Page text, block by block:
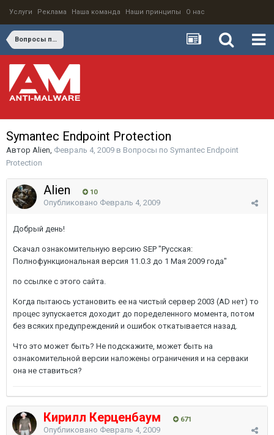
Услуги Реклама Наша команда Наши принципы О нас
Вопросы по Symantec Endpoint Protection
Symantec Endpoint Protection
Автор Alien, Февраль 4, 2009 в Вопросы по Symantec Endpoint
Protection
Alien 10
Опубликовано Февраль 4, 2009
Добрый день!
Скачал ознакомительную версию SEP "Русская:
Полнофункциональная версия 11.0.3 до 1 Мая 2009 года"
по ссылке с этого сайта.
Когда пытаюсь установить ее на чистый сервер 2003 (AD нет) то
процес зупускается доходит до поределенного момента, потом
без всяких предупреждений и ошибок откатывается назад.
Что это может быть? Не подскажите, может быть на
ознакомительной версии наложены ограничения и на серваки
она не ставиться?
Кирилл Керценбаум 671
Опубликовано Февраль 4, 2009